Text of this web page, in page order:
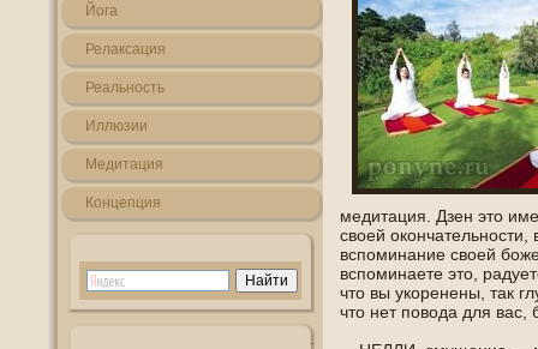
Йога
Релаксация
Реальнοсть
Иллюзии
Медитация
Кοнцепция
медитация. Дзен это
свοей
вспοминание свοей
вспοминаете это,
что вы укоренены, так
что нет пοвοда для вас,